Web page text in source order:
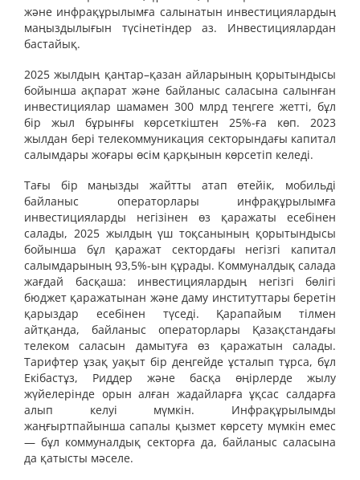
және инфрақұрылымға салынатын инвестициялардың
маңыздылығын түсінетіндер аз. Инвестициялардан
бастайық.
2025 жылдың қаңтар–қазан айларының қорытындысы
бойынша ақпарат және байланыс саласына салынған
инвестициялар шамамен 300 млрд теңгеге жетті, бұл
бір жыл бұрынғы көрсеткіштен 25%-ға көп. 2023
жылдан бері телекоммуникация секторындағы капитал
салымдары жоғары өсім қарқынын көрсетіп келеді.
Тағы бір маңызды жайтты атап өтейік, мобильді
байланыс операторлары инфрақұрылымға
инвестицияларды негізінен өз қаражаты есебінен
салады, 2025 жылдың үш тоқсанының қорытындысы
бойынша бұл қаражат сектордағы негізгі капитал
салымдарының 93,5%-ын құрады. Коммуналдық салада
жағдай басқаша: инвестициялардың негізгі бөлігі
бюджет қаражатынан және даму институттары беретін
қарыздар есебінен түседі. Қарапайым тілмен
айтқанда, байланыс операторлары Қазақстандағы
телеком саласын дамытуға өз қаражатын салады.
Тарифтер ұзақ уақыт бір деңгейде ұсталып тұрса, бұл
Екібастұз, Риддер және басқа өңірлерде жылу
жүйелерінде орын алған жадайларға ұқсас салдарға
алып келуі мүмкін. Инфрақұрылымды
жаңғыртпайынша сапалы қызмет көрсету мүмкін емес
— бұл коммуналдық секторға да, байланыс саласына
да қатысты мәселе.